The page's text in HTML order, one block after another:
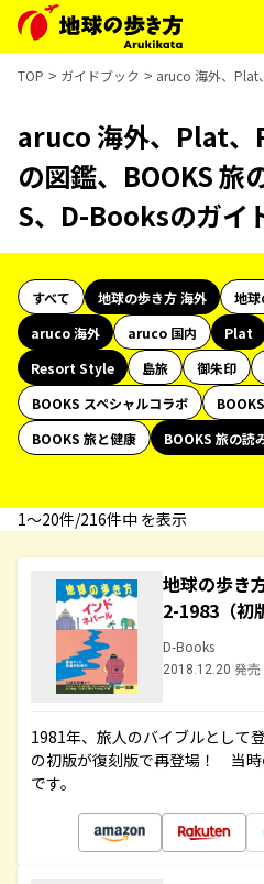
TOP ガイドブック aruco 海外、Plat
aruco 海外、Plat
の図鑑、BOOKS 旅
S、D-Booksのガイ
すべて 地球の歩き方 海外
地球
aruco 海外
aruco 国内 Plat
Resort Style
島旅 御朱印
BOOKS スペシャルコラボ
BOOKS 旅と健康
BOOKS 旅の読
1〜20件/216件中 を表示
地球の歩き
2-1983（初
D-Books
2018.12.20 発売
1981年、旅人のバイブルとして
の初版が復刻版で再登場！ 当
です。